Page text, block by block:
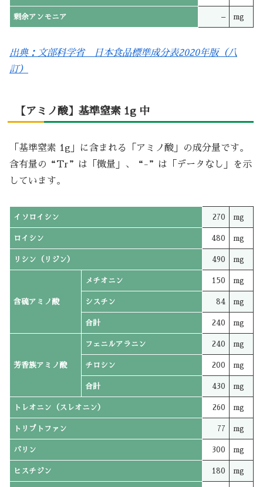
剰余アンモニア – mg
出典：文部科学省 日本食品標準成分表2020年版（八
訂）
【アミノ酸】基準窒素 1g 中
「基準窒素 1g」に含まれる「アミノ酸」の成分量です。
含有量の“Tr”は「微量」、“-”は「データなし」を示
しています。
イソロイシン 270 mg
ロイシン 480 mg
リシン（リジン） 490 mg
含硫アミノ酸
メチオニン 150 mg
シスチン 84 mg
合計 240 mg
芳香族アミノ酸
フェニルアラニン 240 mg
チロシン 200 mg
合計 430 mg
トレオニン（スレオニン） 260 mg
トリプトファン 77 mg
バリン 300 mg
ヒスチジン 180 mg